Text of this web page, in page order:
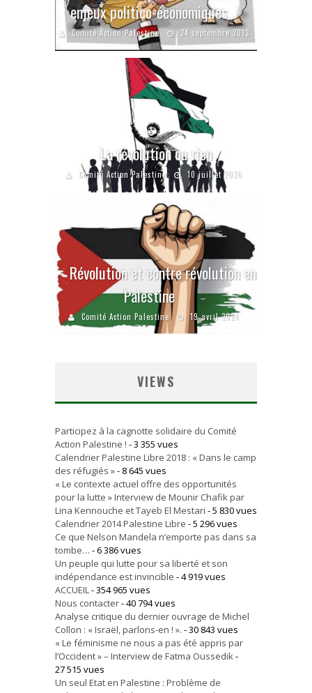
enjeux politico-économiques
Comité Action Palestine 24 septembre 2013
La révolution ou rien
Comité Action Palestine 10 juillet 2026
Révolution et contre révolution en
Palestine
Comité Action Palestine 19 avril 2024
VIEWS
Participez à la cagnotte solidaire du Comité
Action Palestine ! - 3 355 vues
Calendrier Palestine Libre 2018 : « Dans le camp
des réfugiés »- 8 645 vues
« Le contexte actuel offre des opportunités
pour la lutte » Interview de Mounir Chafik par
Lina Kennouche et Tayeb El Mestari - 5 830 vues
Calendrier 2014 Palestine Libre - 5 296 vues
Ce que Nelson Mandela n’emporte pas dans sa
tombe… - 6 386 vues
Un peuple qui lutte pour sa liberté et son
indépendance est invincible - 4 919 vues
ACCUEIL - 354 965 vues
Nous contacter- 40 794 vues
Analyse critique du dernier ouvrage de Michel
Collon : « Israël, parlons-en ! ». - 30 843 vues
« Le féminisme ne nous a pas été appris par
l’Occident » – Interview de Fatma Oussedik -
27 515 vues
Un seul Etat en Palestine : Problème de